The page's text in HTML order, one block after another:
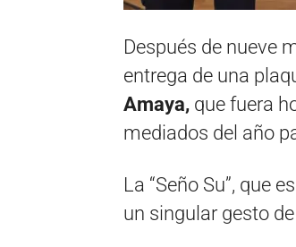
Después de nueve
entrega de una
Amaya, que fuera
mediados del año
La “Seño Su”, que
un singular gesto